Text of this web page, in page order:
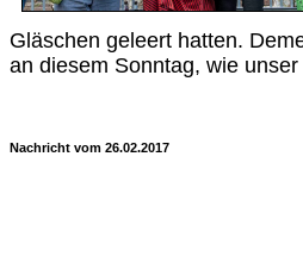
Gläschen geleert hatten.
an diesem Sonntag, wie
Nachricht vom 26.02.2017